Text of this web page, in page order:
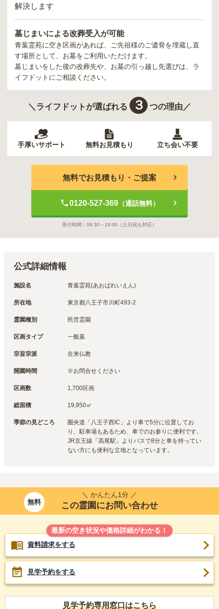
解決します
墓じまいによる改葬受入が可能
青葉霊苑に空き区画があれば、ご先祖様のご遺骨を埋蔵し直
す場所として、お墓をご利用いただけます。
墓じまいをした後の改葬先や、お墓の引っ越し先選びは、ラ
イフドットにご相談ください。
＼ライフドットが選ばれる ３ つの理由／
手厚いサポート 無料お見積もり 立ち会い不要
無料でお見積もり・ご提案
0120-527-369（通話無料）
受付時間： 09:30～18:00 （土日祝も対応）
公式詳細情報
施設名 青葉霊苑(あおばれいえん)
所在地 東京都八王子市川町493-2
霊園種別 民営霊園
区画タイプ 一般墓
宗旨宗派 在来仏教
開園時間 ※お問合せください
区画数 1,700区画
総面積 19,950㎡
季節の見どころ
圏央道「八王子西IC」より車で5分に位置してお
り、駐車場もあるため、車でのお参りに便利です。
JR京王線「高尾駅」よりバスで8分と車を持ってい
ない方にも便利な立地となっています。
無料
＼ かんたん1分 ／
この霊園にお問い合わせ
最新の空き状況や価格詳細がわかる！
資料請求をする
見学予約をする
見学予約専用窓口はこちら